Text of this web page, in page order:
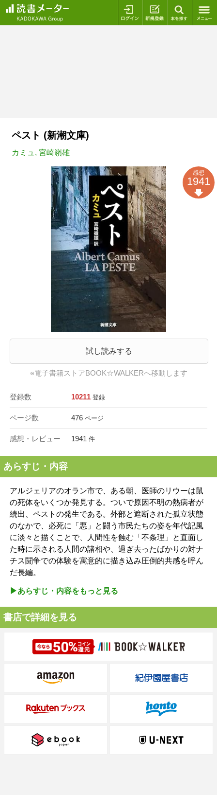
ログイン 新規登録
ペスト (新潮文庫)
カミュ , 宮崎嶺雄
試し読みする
※電子書籍ストアBOOK☆WALKERへ移動します
登録数 10211 登録
ページ数 476 ページ
感想・レビュー 1941 件
感想
1941
あらすじ・内容
アルジェリアのオラン市で、ある朝、医師のリウーは鼠
の死体をいくつか発見する。ついで原因不明の熱病者が
続出、ペストの発生である。外部と遮断された孤立状態
のなかで、必死に「悪」と闘う市民たちの姿を年代記風
に淡々と描くことで、人間性を蝕む「不条理」と直面し
た時に示される人間の諸相や、過ぎ去ったばかりの対ナ
チス闘争での体験を寓意的に描き込み圧倒的共感を呼ん
だ長編。
▶︎あらすじ・内容をもっと見る
書店で詳細を見る